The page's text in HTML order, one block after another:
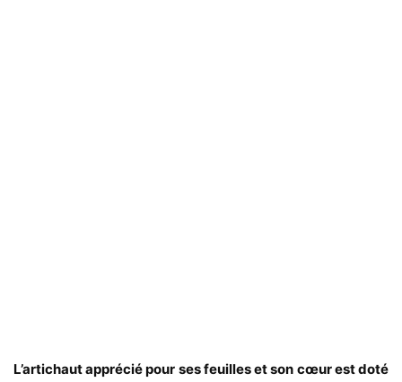
L’artichaut apprécié pour ses feuilles et son cœur est doté